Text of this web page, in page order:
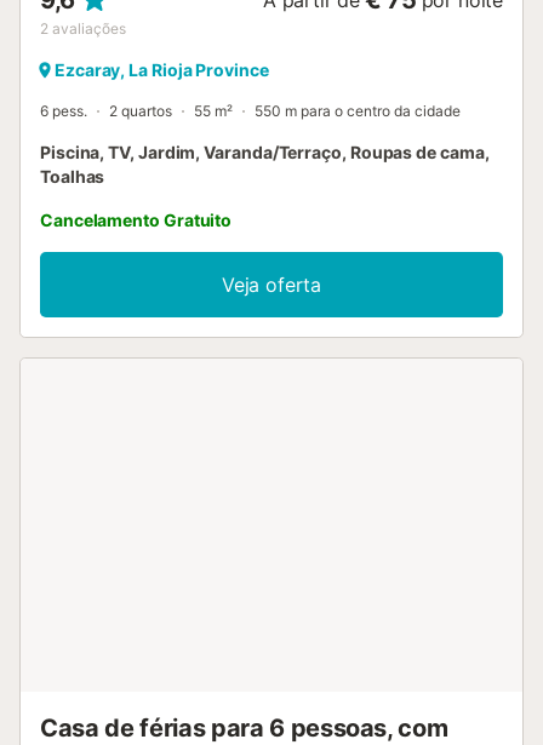
2 avaliações
Ezcaray, La Rioja Province
6 pess. 2 quartos 55 m² 550 m para o centro da cidade
Piscina, TV, Jardim, Varanda/Terraço, Roupas de cama,
Toalhas
Cancelamento Gratuito
Veja oferta
Casa de férias para 6 pessoas, com